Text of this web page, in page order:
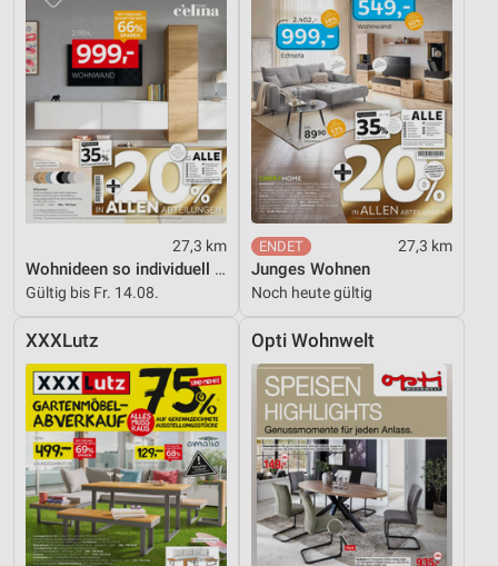
27,3 km
Wohnideen so individuell wie du!
Gültig bis Fr. 14.08.
27,3 km
Junges Wohnen
Noch heute gültig
XXXLutz Opti Wohnwelt